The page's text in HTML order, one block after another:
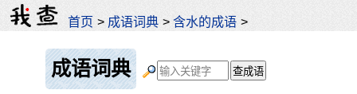
首页 > 成语词典 >含水的成语 >
成语词典